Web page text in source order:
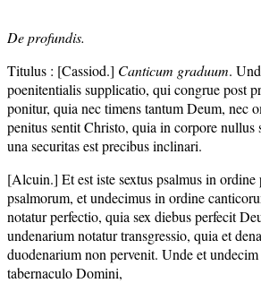
De profundis.
Titulus : [Cassiod.] Canticum graduum.
poenitentialis supplicatio, qui congrue post
ponitur, quia nec timens tantum Deum, nec
penitus sentit Christo, quia in corpore nullus
una securitas est precibus inclinari.
[Alcuin.] Et est iste sextus psalmus in
psalmorum, et undecimus in ordine
notatur perfectio, quia sex diebus perfecit
undenarium notatur transgressio, quia et
duodenarium non pervenit. Unde et
tabernaculo Domini,